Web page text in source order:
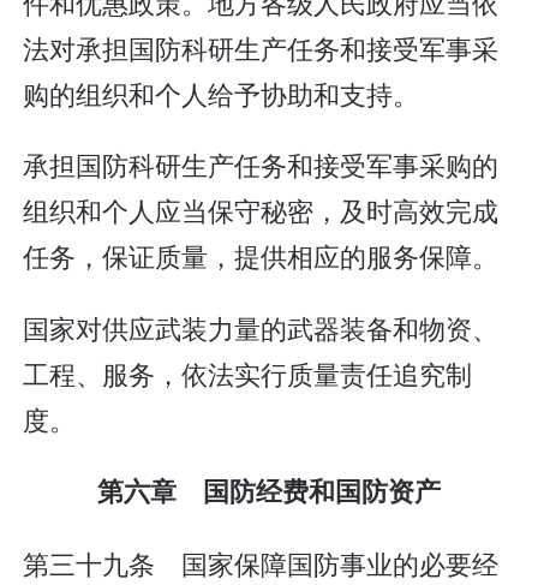
法对承担国防科研生产任务和接受军事采
购的组织和个人给予协助和支持。
承担国防科研生产任务和接受军事采购的
组织和个人应当保守秘密，及时高效完成
任务，保证质量，提供相应的服务保障。
国家对供应武装力量的武器装备和物资、
工程、服务，依法实行质量责任追究制
度。
第六章 国防经费和国防资产
第三十九条 国家保障国防事业的必要经